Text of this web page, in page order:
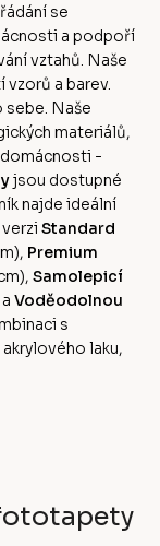
se
a podpoří
vztahů. Naše
a barev.
sebe. Naše
materiálů,
-
jsou dostupné
najde ideální
Standard
Premium
Samolepicí
Voděodolnou
s
laku,